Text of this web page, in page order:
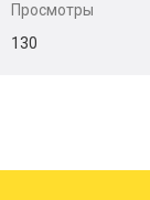
Просмотры
130